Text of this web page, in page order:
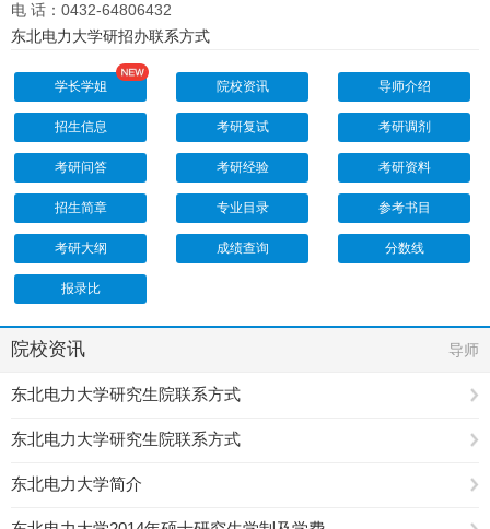
电 话：0432-64806432
东北电力大学研招办联系方式
学长学姐 院校资讯 导师介绍
招生信息 考研复试 考研调剂
考研问答 考研经验 考研资料
招生简章 专业目录 参考书目
考研大纲 成绩查询 分数线
报录比
院校资讯 导师
东北电力大学研究生院联系方式
东北电力大学研究生院联系方式
东北电力大学简介